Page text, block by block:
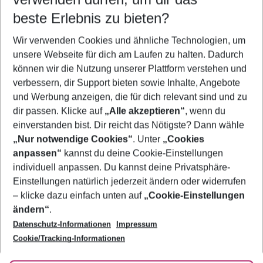
5-8 Nächte
2 Erwachsene Keine Kinder
Mehr Filter anzeigen
Footer
Footer navigation
Über uns
AGB
Bestpreisgarantie
Cookie-Einstellungen ändern
Cookie-Richtlinie
Agenturbetreuung
Barrierefreies Reisen
Folge uns
beste Erlebnis zu bieten?
Wir verwenden Cookies und ähnliche Technologien, um
unsere Webseite für dich am Laufen zu halten. Dadurch
können wir die Nutzung unserer Plattform verstehen und
verbessern, dir Support bieten sowie Inhalte, Angebote
und Werbung anzeigen, die für dich relevant sind und zu
dir passen. Klicke auf „Alle akzeptieren“, wenn du
einverstanden bist. Dir reicht das Nötigste? Dann wähle
„Nur notwendige Cookies“. Unter „Cookies
anpassen“ kannst du deine Cookie-Einstellungen
individuell anpassen. Du kannst deine Privatsphäre-
Einstellungen natürlich jederzeit ändern oder widerrufen
– klicke dazu einfach unten auf „Cookie-Einstellungen
ändern“.
Datenschutz-Informationen
Impressum
Cookie/Tracking-Informationen